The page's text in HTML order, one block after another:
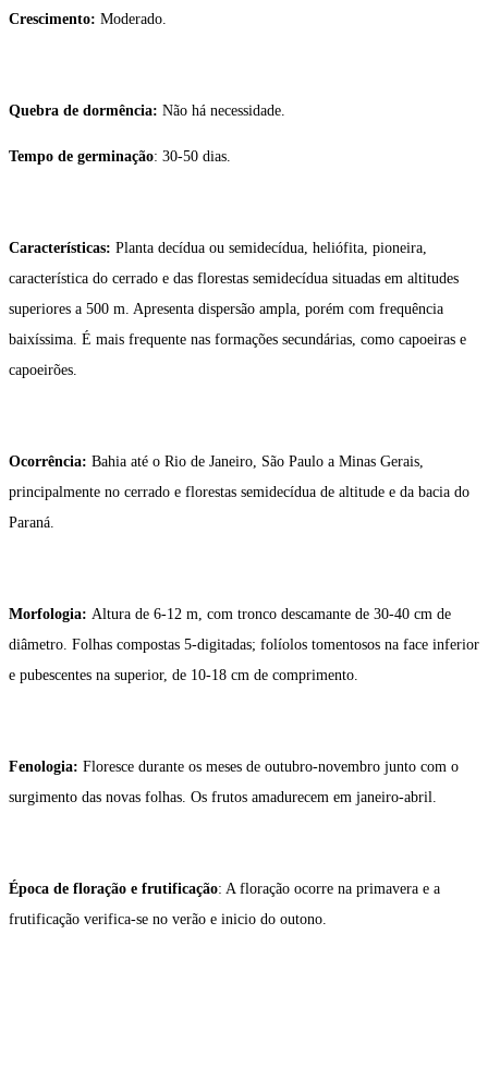
Crescimento: Moderado.
Quebra de dormência: Não há necessidade.
Tempo de germinação: 30-50 dias.
Características: Planta decídua ou semidecídua, heliófita, pioneira,
característica do cerrado e das florestas semidecídua situadas em altitudes
superiores a 500 m. Apresenta dispersão ampla, porém com frequência
baixíssima. É mais frequente nas formações secundárias, como capoeiras e
capoeirões.
Ocorrência: Bahia até o Rio de Janeiro, São Paulo a Minas Gerais,
principalmente no cerrado e florestas semidecídua de altitude e da bacia do
Paraná.
Morfologia: Altura de 6-12 m, com tronco descamante de 30-40 cm de
diâmetro. Folhas compostas 5-digitadas; folíolos tomentosos na face inferior
e pubescentes na superior, de 10-18 cm de comprimento.
Fenologia: Floresce durante os meses de outubro-novembro junto com o
surgimento das novas folhas. Os frutos amadurecem em janeiro-abril.
Época de floração e frutificação: A floração ocorre na primavera e a
frutificação verifica-se no verão e inicio do outono.